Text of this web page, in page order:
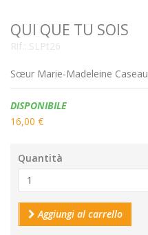
QUI QUE TU SOIS
Rif.: SLPt26
Sœur Marie-Madeleine Caseau
Disponibilità:
DISPONIBILE
16,00 €
Quantità
Aggiungi al carrello